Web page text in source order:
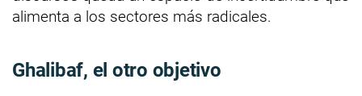
alimenta a los sectores más radicales.
Ghalibaf, el otro objetivo